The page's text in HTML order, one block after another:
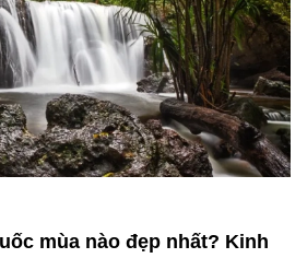
mùa nào đẹp nhất? Kinh